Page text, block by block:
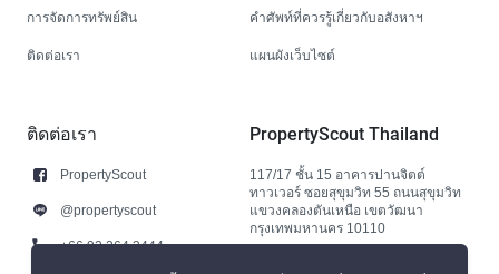
การจัดการทรัพย์สิน
ติดต่อเรา
คำศัพท์ที่ควรรู้เกี่ยวกับอสังหาฯ
แผนผังเว็บไซต์
ติดต่อเรา
PropertyScout
@propertyscout
+66 92 264 3444
PropertyScout Thailand
117/17 ชั้น 15 อาคารปานจิตต์
ทาวเวอร์ ซอยสุขุมวิท 55 ถนนสุขุมวิท
แขวงคลองตันเหนือ เขตวัฒนา
กรุงเทพมหานคร 10110